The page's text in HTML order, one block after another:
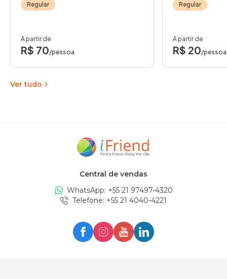
Regular
A partir de
R$ 70/pessoa
Regular
A partir de
R$ 20/pessoa
Ver tudo
Central de vendas
WhatsApp: +55 21 97497-4320
Telefone: +55 21 4040-4221